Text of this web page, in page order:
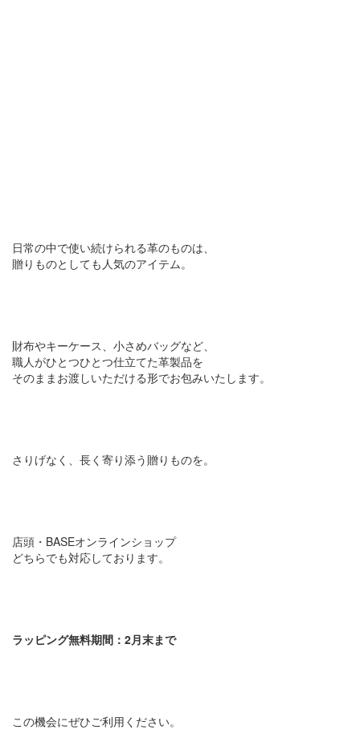
日常の中で使い続けられる革のものは、
贈りものとしても人気のアイテム。
財布やキーケース、小さめバッグなど、
職人がひとつひとつ仕立てた革製品を
そのままお渡しいただける形でお包みいたします。
さりげなく、長く寄り添う贈りものを。
店頭・BASEオンラインショップ
どちらでも対応しております。
ラッピング無料期間：2月末まで
この機会にぜひご利用ください。